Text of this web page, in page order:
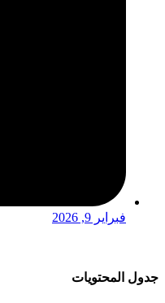
فبراير 9, 2026
جدول المحتويات